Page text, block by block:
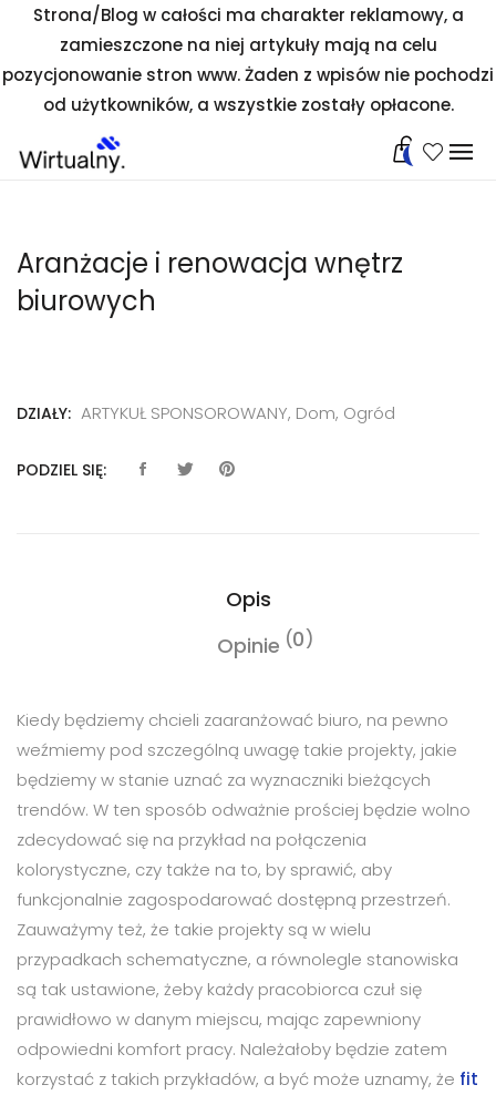
Strona/Blog w całości ma charakter reklamowy, a
zamieszczone na niej artykuły mają na celu
pozycjonowanie stron www. Żaden z wpisów nie pochodzi
od użytkowników, a wszystkie zostały opłacone.
0
Aranżacje i renowacja wnętrz
biurowych
DZIAŁY: ARTYKUŁ SPONSOROWANY, Dom, Ogród
PODZIEL SIĘ:
Opis
Opinie 0
Kiedy będziemy chcieli zaaranżować biuro, na pewno
weźmiemy pod szczególną uwagę takie projekty, jakie
będziemy w stanie uznać za wyznaczniki bieżących
trendów. W ten sposób odważnie prościej będzie wolno
zdecydować się na przykład na połączenia
kolorystyczne, czy także na to, by sprawić, aby
funkcjonalnie zagospodarować dostępną przestrzeń.
Zauważymy też, że takie projekty są w wielu
przypadkach schematyczne, a równolegle stanowiska
są tak ustawione, żeby każdy pracobiorca czuł się
prawidłowo w danym miejscu, mając zapewniony
odpowiedni komfort pracy. Należałoby będzie zatem
korzystać z takich przykładów, a być może uznamy, że fit